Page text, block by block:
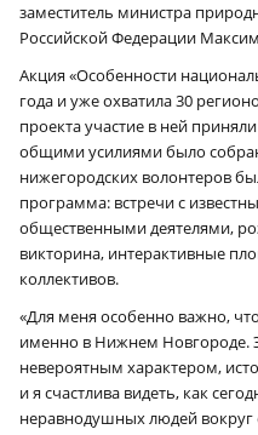
заместитель министра
Российской Федерации
Акция «Особенности
года и уже охватила 30
проекта участие в ней
общими усилиями было
нижегородских волонтеров
программа: встречи с
общественными деятелями,
викторина, интерактивные
коллективов.
«Для меня особенно важно,
именно в Нижнем Новгороде.
невероятным характером,
и я счастлива видеть, как
неравнодушных людей вокруг